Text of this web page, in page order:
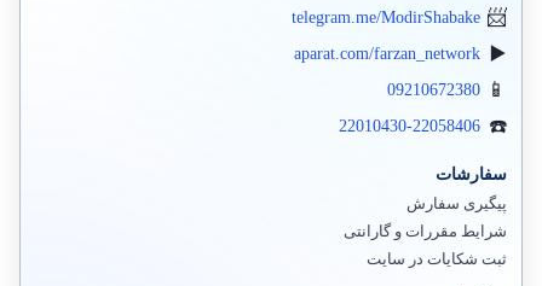
telegram.me/ModirShabake
aparat.com/farzan_network
09210672380
22010430-22058406
سفارشات
پیگیری سفارش
شرایط مقررات و گارانتی
ثبت شکایات در سایت